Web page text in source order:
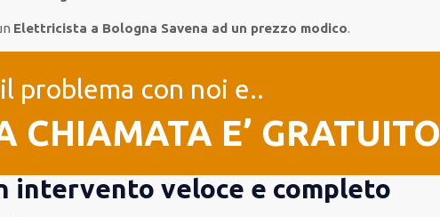
Elettricista a Bologna Savena ad un prezzo modico.
problema con noi e..
CHIAMATA E’ GRATUITO
intervento veloce e completo